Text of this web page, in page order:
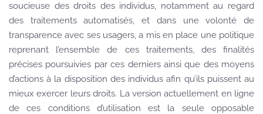
soucieuse des droits des individus, notamment au regard
des traitements automatisés, et dans une volonté de
transparence avec ses usagers, a mis en place une politique
reprenant l’ensemble de ces traitements, des finalités
précises poursuivies par ces derniers ainsi que des moyens
d’actions à la disposition des individus afin qu’ils puissent au
mieux exercer leurs droits. La version actuellement en ligne
de ces conditions d’utilisation est la seule opposable